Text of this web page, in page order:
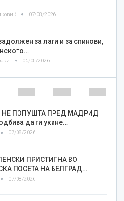
07/08/2026
за лаги и за спинови,
06/08/2026
НЕ ПОПУШТА ПРЕД МАДРИД
да ги укине…
07/08/2026
ПРИСТИГНА ВО
ПОСЕТА НА БЕЛГРАД…
07/08/2026